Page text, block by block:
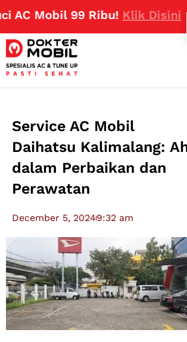
Mobil 99 Ribu!Klik Disini
Service AC Mobil
Daihatsu Kalimalang:
dalam Perbaikan dan
Perawatan
December 5, 20249:32 am